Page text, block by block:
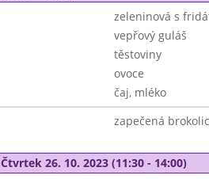
zeleninová s
vepřový guláš
těstoviny
ovoce
čaj, mléko
zapečená
Čtvrtek 26. 10. 2023 (11:30 - 14:00)